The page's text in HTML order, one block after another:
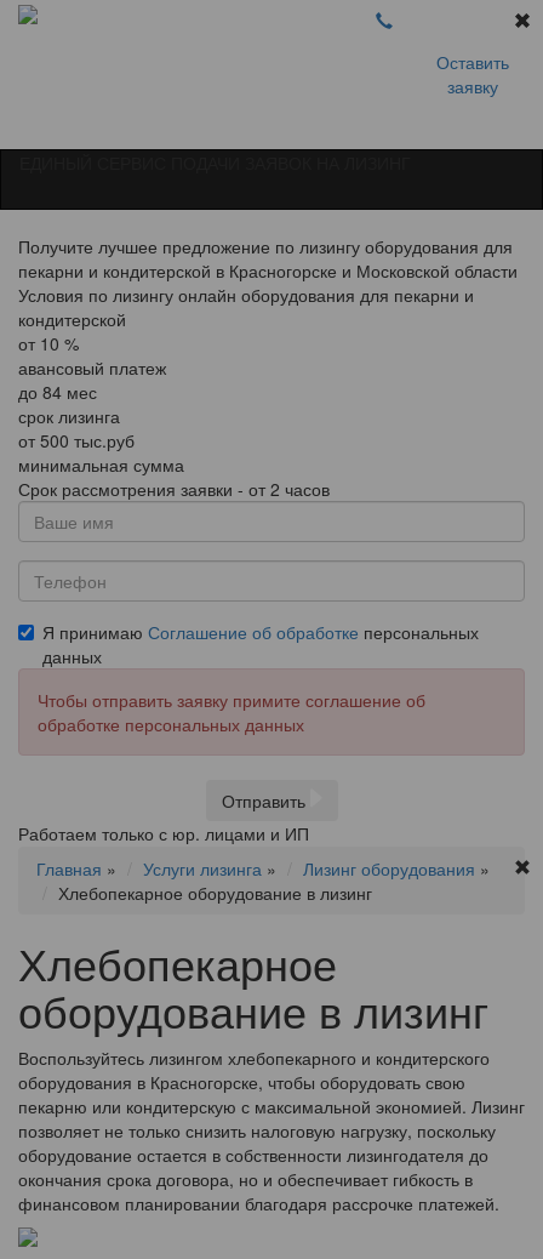
Оставить
заявку
Получите лучшее предложение по лизингу оборудования для
пекарни и кондитерской в Красногорске и Московской области
Условия по лизингу онлайн оборудования для пекарни и
кондитерской
от 10 %
авансовый платеж
до 84 мес
срок лизинга
от 500 тыс.руб
минимальная сумма
Срок рассмотрения заявки - от 2 часов
Я принимаю Соглашение об обработке персональных
данных
Чтобы отправить заявку примите соглашение об
обработке персональных данных
Отправить
Работаем только с юр. лицами и ИП
Главная » Услуги лизинга » Лизинг оборудования »
Хлебопекарное оборудование в лизинг
Хлебопекарное
оборудование в лизинг
Воспользуйтесь лизингом хлебопекарного и кондитерского
оборудования в Красногорске, чтобы оборудовать свою
пекарню или кондитерскую с максимальной экономией. Лизинг
позволяет не только снизить налоговую нагрузку, поскольку
оборудование остается в собственности лизингодателя до
окончания срока договора, но и обеспечивает гибкость в
финансовом планировании благодаря рассрочке платежей.